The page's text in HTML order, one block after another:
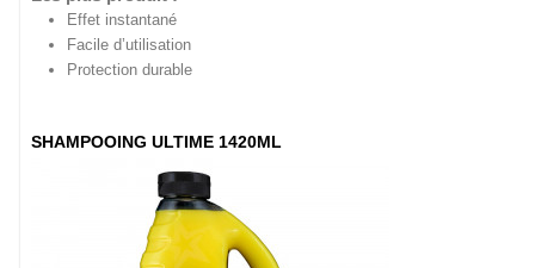
Effet instantané
Facile d’utilisation
Protection durable
SHAMPOOING ULTIME 1420ML